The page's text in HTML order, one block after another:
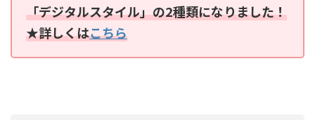
「デジタルスタイル」の2種類になりました！
★詳しくはこちら